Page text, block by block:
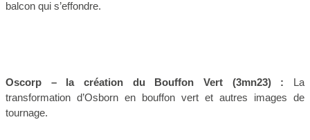
balcon qui s’effondre.
Oscorp – la création du Bouffon Vert (3mn23) : La
transformation d’Osborn en bouffon vert et autres images de
tournage.